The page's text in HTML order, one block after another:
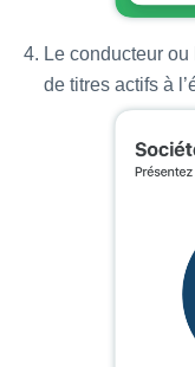
Le conducteur
de titres actifs à